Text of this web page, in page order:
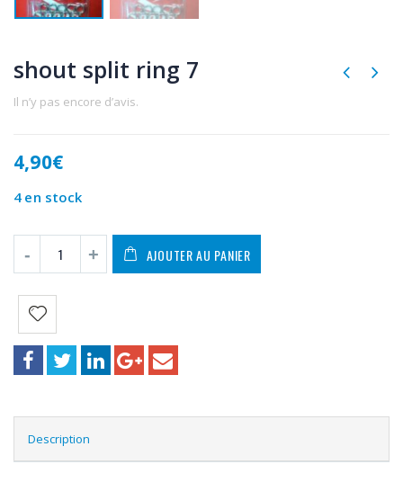
shout split ring 7
Il n’y pas encore d’avis.
4,90€
4 en stock
AJOUTER AU PANIER
Description